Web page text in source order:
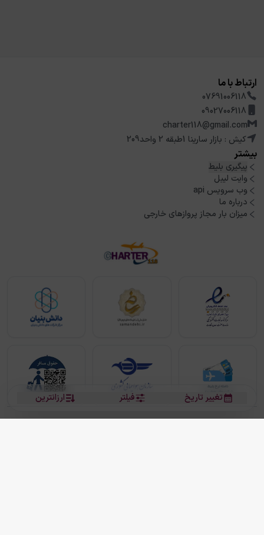
ارزانترین فیلتر تغییر تاریخ
ارتباط با ما
07691006118
09027006118
charter118@gmail.com
کیش : بازار سارینا 1طبقه 2 واحد209
بیشتر
پیگیری بلیط
وایت لیبل
وب سرویس api
درباره ما
میزان بار مجاز پروازهای خارجی